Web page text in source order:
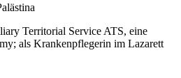
Territorial Service ATS, eine
als Krankenpflegerin im Lazarett